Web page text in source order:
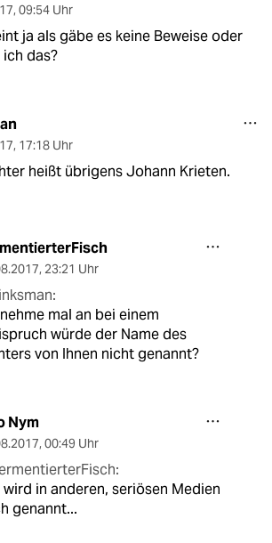
, 09:54 Uhr
ja als gäbe es keine Beweise oder
das?
, 17:18 Uhr
heißt übrigens Johann Krieten.
, 23:21 Uhr
mal an bei einem
würde der Name des
von Ihnen nicht genannt?
Nym
, 00:49 Uhr
wird in anderen, seriösen Medien
genannt...